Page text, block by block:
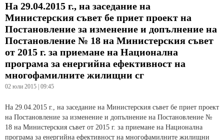
На 29.04.2015 г., на заседание на
Министерския съвет бе приет проект на
Постановление за изменение и допълнение на
Постановление № 18 на Министерския съвет
от 2015 г. за приемане на Национална
програма за енергийна ефективност на
многофамилните жилищни сг
02 юли 2015 | 09:45
На 29.04.2015 г., на заседание на Министерския съвет бе приет проект
на Постановление за изменение и допълнение на Постановление №
18 на Министерския съвет от 2015 г. за приемане на Национална
програма за енергийна ефективност на многофамилните жилищни